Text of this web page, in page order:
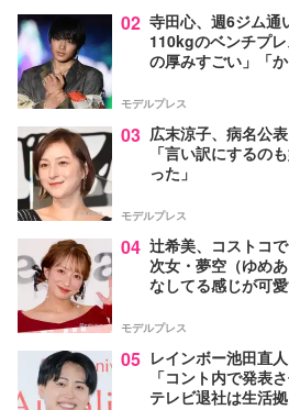
02 寺田心、週6ジム
110kgのベンチプ
の厚みすごい」「
モデルプレス
03 広末涼子、病名公
「言い訳にするの
った」
モデルプレス
04 辻希美、コストコ
次女・夢空（ゆめ
なしてる感じが可
モデルプレス
05 レインボー池田直
「コント内で発表
テレビ退社は生活